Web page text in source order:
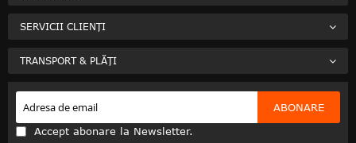
SERVICII CLIENȚI
TRANSPORT & PLĂȚI
ABONARE
Accept abonare la Newsletter.